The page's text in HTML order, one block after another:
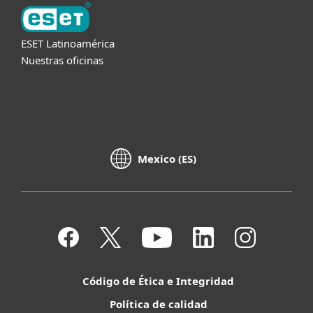
ESET Latinoamérica
Nuestras oficinas
Mexico (ES)
Código de Ética e Integridad
Política de calidad